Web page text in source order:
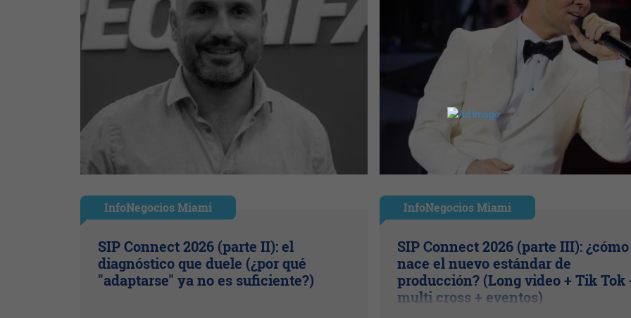
InfoNegocios Miami
SIP Connect 2026 (parte II): el
diagnóstico que duele (¿por qué
"adaptarse" ya no es suficiente?)
InfoNegocios Miami
SIP Connect 2026 (parte III): ¿cómo
nace el nuevo estándar de
producción? (Long video + Tik Tok
multi cross + eventos)